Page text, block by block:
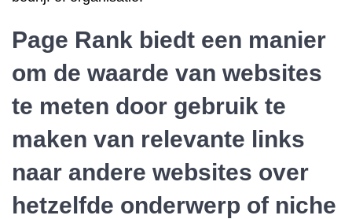
Page Rank biedt een manier
om de waarde van websites
te meten door gebruik te
maken van relevante links
naar andere websites over
hetzelfde onderwerp of niche